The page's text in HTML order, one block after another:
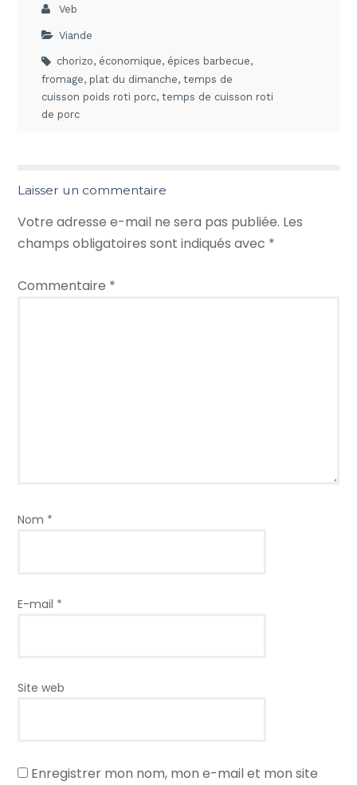
Veb
Viande
chorizo, économique, épices barbecue,
fromage, plat du dimanche,temps de
cuisson poids roti porc,temps de cuisson roti
de porc
Laisser un commentaire
Votre adresse e-mail ne sera pas publiée. Les
champs obligatoires sont indiqués avec *
Commentaire *
Nom *
E-mail *
Site web
Enregistrer mon nom, mon e-mail et mon site